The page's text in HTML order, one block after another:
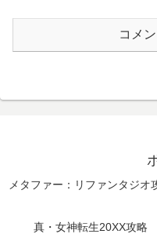
コメ
メタファー：リファンタジオ
真・女神転生20XX攻略